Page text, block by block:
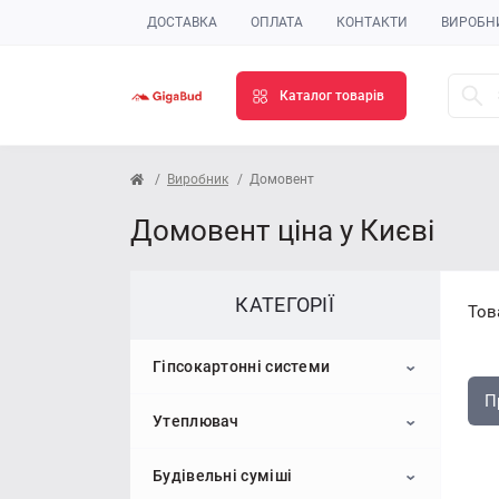
ДОСТАВКА ОПЛАТА КОНТАКТИ
Каталог товарів
Виробник Домовент
Домовент ціна у Києві
КАТЕГОРІЇ
Гіпсокартонні системи
Гіпсокартон
Стельовий гіпсокартон
Профіль для гіпсокартону
Утеплювач
Пінопласт
Будівельні суміші